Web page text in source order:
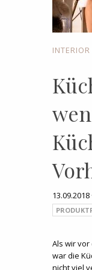
13.09.2018 ·
Als wir
war die
nicht viel